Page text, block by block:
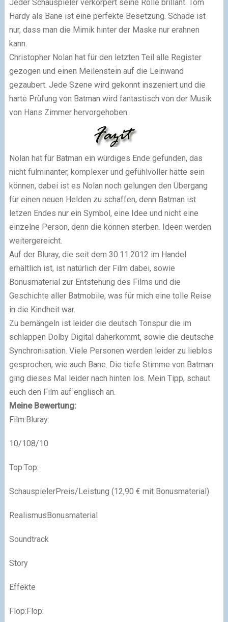
Jeder Schauspieler verkörpert seine Rolle brillant. Tom
Hardy als Bane ist eine perfekte Besetzung. Schade ist
nur, dass man die Mimik hinter der Maske nur erahnen
kann.
Christopher Nolan hat für den letzten Teil alle Register
gezogen und einen Meilenstein auf die Leinwand
gezaubert. Jede Szene wird gekonnt inszeniert und die
harte Prüfung von Batman wird fantastisch von der Musik
von Hans Zimmer hervorgehoben.
Nolan hat für Batman ein würdiges Ende gefunden, das
nicht fulminanter, komplexer und gefühlvoller hätte sein
können, dabei ist es Nolan noch gelungen den Übergang
für einen neuen Helden zu schaffen, denn Batman ist
letzen Endes nur ein Symbol, eine Idee und nicht eine
einzelne Person, denn die können sterben. Ideen werden
weitergereicht.
Auf der Bluray, die seit dem 30.11.2012 im Handel
erhältlich ist, ist natürlich der Film dabei, sowie
Bonusmaterial zur Entstehung des Films und die
Geschichte aller Batmobile, was für mich eine tolle Reise
in die Kindheit war.
Zu bemängeln ist leider die deutsch Tonspur die im
schlappen Dolby Digital daherkommt, sowie die deutsche
Synchronisation. Viele Personen werden leider zu lieblos
gesprochen, wie auch Bane. Die tiefe Stimme von Batman
ging dieses Mal leider nach hinten los. Mein Tipp, schaut
euch den Film auf englisch an.
Meine Bewertung:
Film:Bluray:
10/108/10
Top:Top:
SchauspielerPreis/Leistung (12,90 € mit Bonusmaterial)
RealismusBonusmaterial
Soundtrack
Story
Effekte
Flop:Flop: